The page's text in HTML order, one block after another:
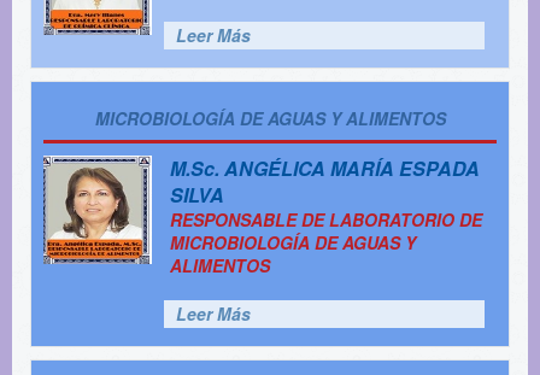
Leer Más
MICROBIOLOGÍA DE AGUAS Y ALIMENTOS
M.Sc. ANGÉLICA MARÍA ESPADA
SILVA
RESPONSABLE DE LABORATORIO DE
MICROBIOLOGÍA DE AGUAS Y
ALIMENTOS
Leer Más